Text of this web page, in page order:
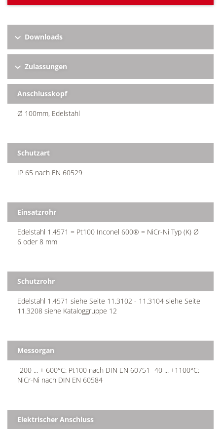
Downloads
Zulassungen
Anschlusskopf
Ø 100mm, Edelstahl
Schutzart
IP 65 nach EN 60529
Einsatzrohr
Edelstahl 1.4571 = Pt100 Inconel 600® = NiCr-Ni Typ (K) Ø
6 oder 8 mm
Schutzrohr
Edelstahl 1.4571 siehe Seite 11.3102 - 11.3104 siehe Seite
11.3208 siehe Kataloggruppe 12
Messorgan
-200 ... + 600°C: Pt100 nach DIN EN 60751 -40 ... +1100°C:
NiCr-Ni nach DIN EN 60584
Elektrischer Anschluss